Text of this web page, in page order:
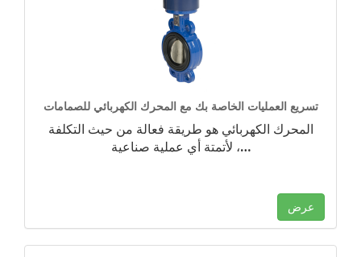
تسريع العمليات الخاصة بك مع المحرك الكهربائي للصمامات
المحرك الكهربائي هو طريقة فعالة من حيث التكلفة
لأتمتة أي عملية صناعية ،…
عرض